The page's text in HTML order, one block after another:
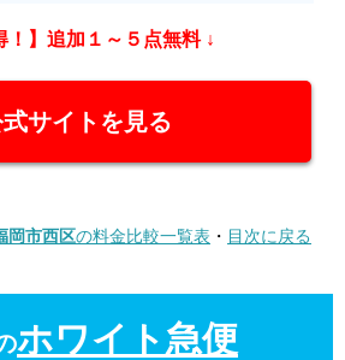
！】追加１～５点無料 ↓
サイトを見る
岡市西区の料金比較一覧表 ・ 目次に戻る
ホワイト急便